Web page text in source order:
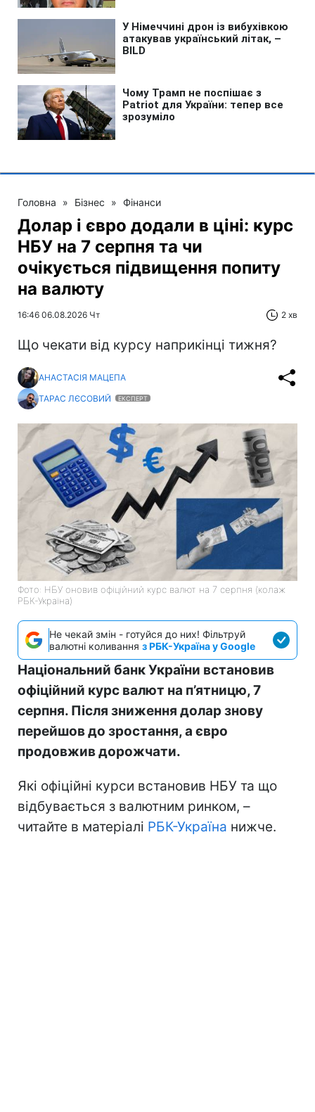
Головна » Бізнес » Фінанси
Долар і євро додали в ціні: курс
НБУ на 7 серпня та чи
очікується підвищення попиту
на валюту
16:46 06.08.2026 Чт 2 хв
Що чекати від курсу наприкінці тижня?
АНАСТАСІЯ МАЦЕПА
ТАРАС ЛЄСОВИЙ
ЕКСПЕРТ
Фото: НБУ оновив офіційний курс валют на 7 серпня (колаж
РБК-Україна)
Не чекай змін - готуйся до них! Фільтруй
валютні коливання з РБК-Україна у Google
Національний банк України встановив
офіційний курс валют на п’ятницю, 7
серпня. Після зниження долар знову
перейшов до зростання, а євро
продовжив дорожчати.
Які офіційні курси встановив НБУ та що
відбувається з валютним ринком, –
читайте в матеріалі РБК-Україна нижче.